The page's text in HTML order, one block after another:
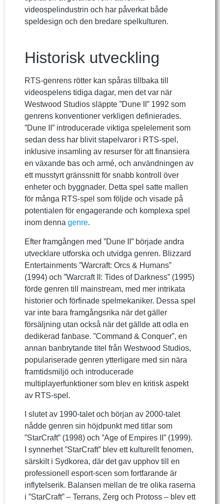
videospelindustrin och har påverkat både
speldesign och den bredare spelkulturen.
Historisk utveckling
RTS-genrens rötter kan spåras tillbaka till
videospelens tidiga dagar, men det var när
Westwood Studios släppte ”Dune II” 1992 som
genrens konventioner verkligen definierades.
”Dune II” introducerade viktiga spelelement som
sedan dess har blivit stapelvaror i RTS-spel,
inklusive insamling av resurser för att finansiera
en växande bas och armé, och användningen av
ett musstyrt gränssnitt för snabb kontroll över
enheter och byggnader. Detta spel satte mallen
för många RTS-spel som följde och visade på
potentialen för engagerande och komplexa spel
inom denna genre.
Efter framgången med ”Dune II” började andra
utvecklare utforska och utvidga genren. Blizzard
Entertainments ”Warcraft: Orcs & Humans”
(1994) och ”Warcraft II: Tides of Darkness” (1995)
förde genren till mainstream, med mer intrikata
historier och förfinade spelmekaniker. Dessa spel
var inte bara framgångsrika när det gäller
försäljning utan också när det gällde att odla en
dedikerad fanbase. ”Command & Conquer”, en
annan banbrytande titel från Westwood Studios,
populariserade genren ytterligare med sin nära
framtidsmiljö och introducerade
multiplayerfunktioner som blev en kritisk aspekt
av RTS-spel.
I slutet av 1990-talet och början av 2000-talet
nådde genren sin höjdpunkt med titlar som
”StarCraft” (1998) och ”Age of Empires II” (1999).
I synnerhet ”StarCraft” blev ett kulturellt fenomen,
särskilt i Sydkorea, där det gav upphov till en
professionell esport-scen som fortfarande är
inflytelserik. Balansen mellan de tre olika raserna
i ”StarCraft” – Terrans, Zerg och Protoss – blev ett